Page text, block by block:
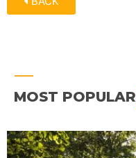
MOST POPULAR